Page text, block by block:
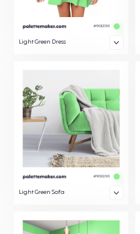
Light Green Dress
Light Green Sofa